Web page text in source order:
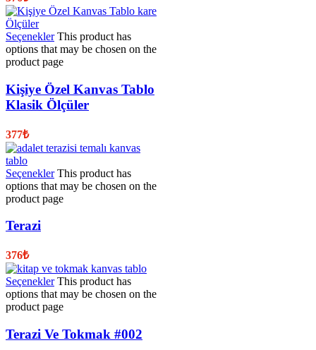
Seçenekler This product has
options that may be chosen on the
product page
Kişiye Özel Kanvas Tablo
Klasik Ölçüler
377₺
Seçenekler This product has
options that may be chosen on the
product page
Terazi
376₺
Seçenekler This product has
options that may be chosen on the
product page
Terazi Ve Tokmak #002